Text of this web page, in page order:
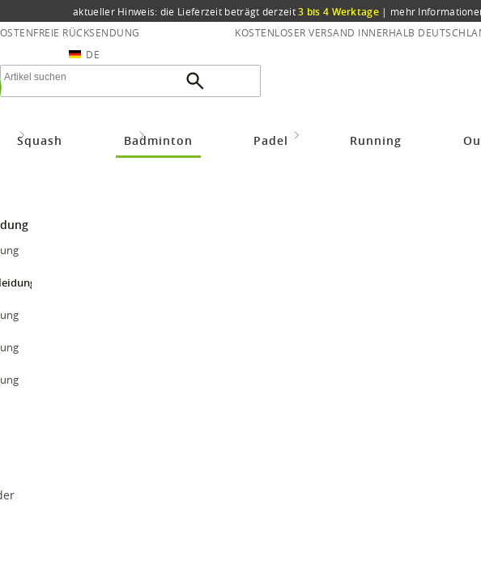
aktueller Hinweis: die Lieferzeit beträgt derzeit3 bis 4 Werktage | mehr
RÜCKSENDUNG KOSTENLOSER VERSAND INNERHALB
DE
Squash Badminton Padel Running
Badmintonbekleidung Badmintonbekleidung Herren Derbystar Hoodie Ultimo schwarz